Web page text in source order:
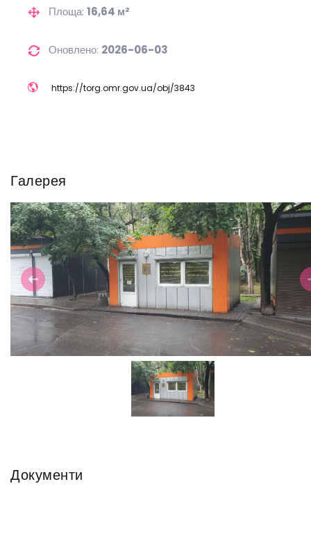
Площа: 16,64 м²
Оновлено: 2026-06-03
https://torg.omr.gov.ua/obj/3843
Галерея
Previous
Документи